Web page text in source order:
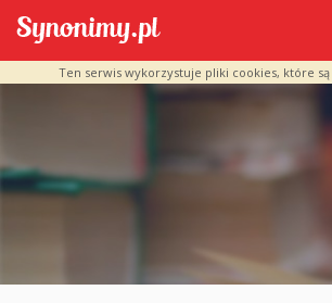
Ten serwis wykorzystuje pliki cookies, które